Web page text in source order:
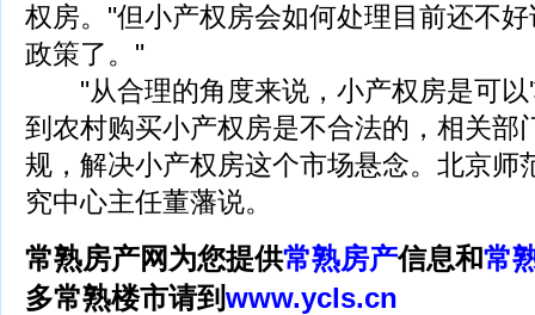
权房。"但小产权房会如何处理目前还不
政策了。"
"从合理的角度来说，小产权房是可以'
到农村购买小产权房是不合法的，相关部
规，解决小产权房这个市场悬念。北京师
究中心主任董藩说。
常熟房产网为您提供常熟房产信息和常
多常熟楼市请到www.ycls.cn